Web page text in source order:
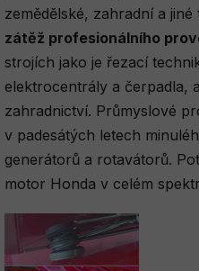
zemědělské, zahradní a
zátěž profesionálního
strojích jako je řezací
elektrocentrály a čerpadla,
zahradnictví. Průmyslové
v padesátých letech
generátorů a rotavátorů.
motor Honda v celém